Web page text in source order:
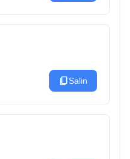
content_copySalin